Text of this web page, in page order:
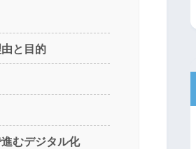
と目的
むデジタル化